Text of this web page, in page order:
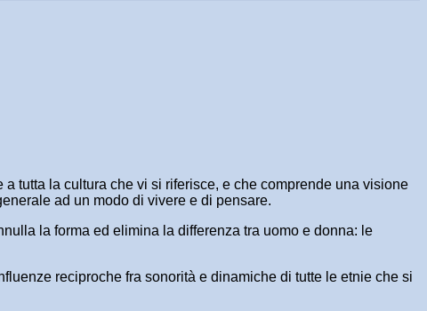
tutta la cultura che vi si riferisce, e che comprende una visione
ad un modo di vivere e di pensare.
la forma ed elimina la differenza tra uomo e donna: le
reciproche fra sonorità e dinamiche di tutte le etnie che si